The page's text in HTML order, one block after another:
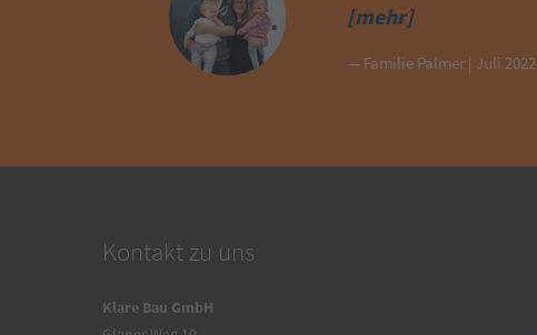
[mehr]
— Familie Palmer | Juli 2022
Kontakt zu uns
Klare Bau GmbH